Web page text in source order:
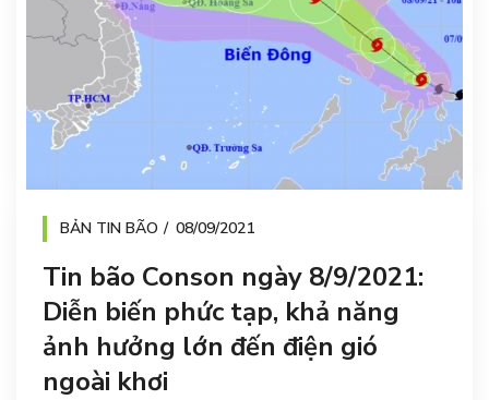
BẢN TIN BÃO 08/09/2021
Tin bão Conson ngày 8/9/2021:
Diễn biến phức tạp, khả năng
ảnh hưởng lớn đến điện gió
ngoài khơi